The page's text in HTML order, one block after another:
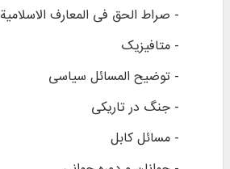
- صراط الحق فی المعارف الاسلامیة
- متافیزیک
- توضیح المسائل سیاسی
- جنگ در تاریکی
- مسائل کابل